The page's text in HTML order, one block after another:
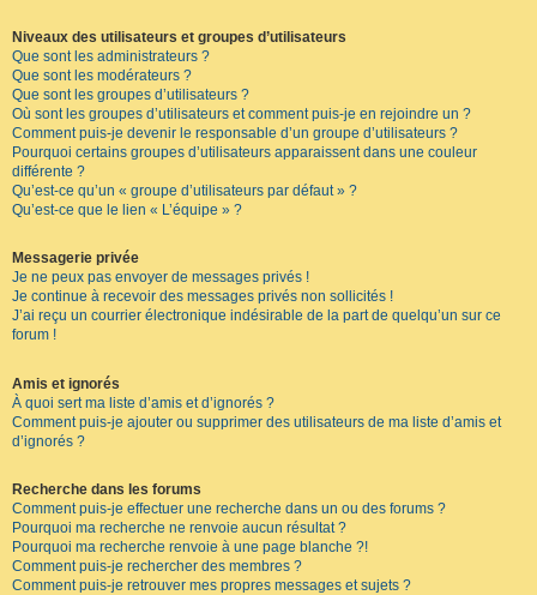
Niveaux des utilisateurs et groupes d’utilisateurs
Que sont les administrateurs ?
Que sont les modérateurs ?
Que sont les groupes d’utilisateurs ?
Où sont les groupes d’utilisateurs et comment puis-je en rejoindre un ?
Comment puis-je devenir le responsable d’un groupe d’utilisateurs ?
Pourquoi certains groupes d’utilisateurs apparaissent dans une couleur
différente ?
Qu’est-ce qu’un « groupe d’utilisateurs par défaut » ?
Qu’est-ce que le lien « L’équipe » ?
Messagerie privée
Je ne peux pas envoyer de messages privés !
Je continue à recevoir des messages privés non sollicités !
J’ai reçu un courrier électronique indésirable de la part de quelqu’un sur ce
forum !
Amis et ignorés
À quoi sert ma liste d’amis et d’ignorés ?
Comment puis-je ajouter ou supprimer des utilisateurs de ma liste d’amis et
d’ignorés ?
Recherche dans les forums
Comment puis-je effectuer une recherche dans un ou des forums ?
Pourquoi ma recherche ne renvoie aucun résultat ?
Pourquoi ma recherche renvoie à une page blanche ?!
Comment puis-je rechercher des membres ?
Comment puis-je retrouver mes propres messages et sujets ?